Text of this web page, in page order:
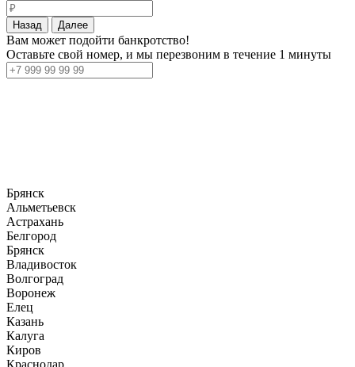
Назад Далее
Вам может подойти банкротство!
Оставьте свой номер, и мы перезвоним в течение 1 минуты
Брянск
Альметьевск
Астрахань
Белгород
Брянск
Владивосток
Волгоград
Воронеж
Елец
Казань
Калуга
Киров
Краснодар